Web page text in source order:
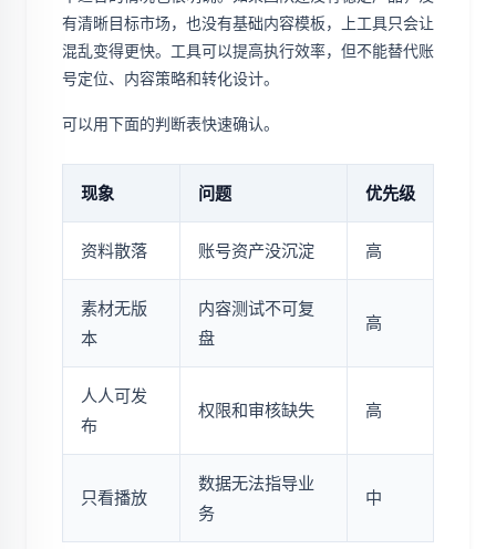
有清晰目标市场，也没有基础内容模板，上工具只会让
混乱变得更快。工具可以提高执行效率，但不能替代账
号定位、内容策略和转化设计。
可以用下面的判断表快速确认。
现象 问题 优先级
资料散落 账号资产没沉淀 高
素材无版
本
内容测试不可复
盘
高
人人可发
布
权限和审核缺失 高
只看播放
数据无法指导业
务
中